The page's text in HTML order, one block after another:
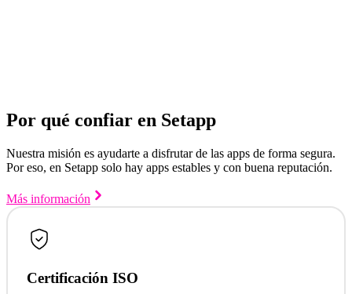
Por qué confiar en Setapp
Nuestra misión es ayudarte a disfrutar de las apps de forma segura.
Por eso, en Setapp solo hay apps estables y con buena reputación.
Más información
Certificación ISO